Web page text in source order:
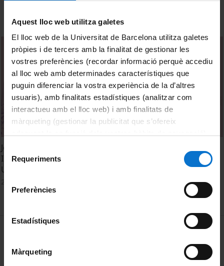
Aquest lloc web utilitza galetes
El lloc web de la Universitat de Barcelona utilitza galetes
pròpies i de tercers amb la finalitat de gestionar les
vostres preferències (recordar informació perquè accediu
al lloc web amb determinades característiques que
puguin diferenciar la vostra experiència de la d’altres
usuaris), amb finalitats estadístiques (analitzar com
interactueu amb el lloc web) i amb finalitats de
màrqueting (gestionar la publicitat que s’ofereix
consultar laPolítica de galetes del lloc web de la
Selecció
consentiment
Requeriments
Preferències
Estadístiques
Màrqueting
Jornades sobre Crisi Ecosocial i Nous Horitzons. Sessió
Inaugural. Habitar l’Antropocè i construir Nous Horitzons:
Un apropament des del pensament
MENÚ PEU 1